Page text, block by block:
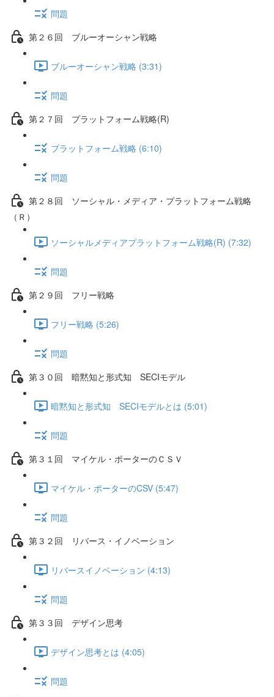
問題
第２６回 ブルーオーシャン戦略
ブルーオーシャン戦略 (3:31)
問題
第２７回 プラットフォーム戦略(R)
プラットフォーム戦略 (6:10)
問題
第２８回 ソーシャル・メディア・プラットフォーム戦略
（Ｒ）
ソーシャルメディアプラットフォーム戦略(R) (7:32)
問題
第２９回 フリー戦略
フリー戦略 (5:26)
問題
第３０回 暗黙知と形式知 SECIモデル
暗黙知と形式知 SECIモデルとは (5:01)
問題
第３１回 マイケル・ポーターのＣＳＶ
マイケル・ポーターのCSV (5:47)
問題
第３２回 リバース・イノベーション
リバースイノベーション (4:13)
問題
第３３回 デザイン思考
デザイン思考とは (4:05)
問題